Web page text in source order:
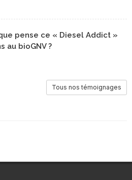
pense ce « Diesel Addict »
au bioGNV ?
Tous nos témoignages